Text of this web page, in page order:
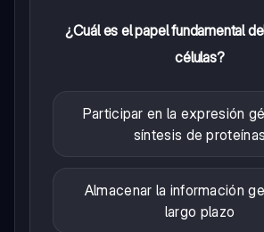
¿Cuál es el papel fundamental
células?
Participar en la expresión
síntesis de proteínas
Almacenar la información
largo plazo